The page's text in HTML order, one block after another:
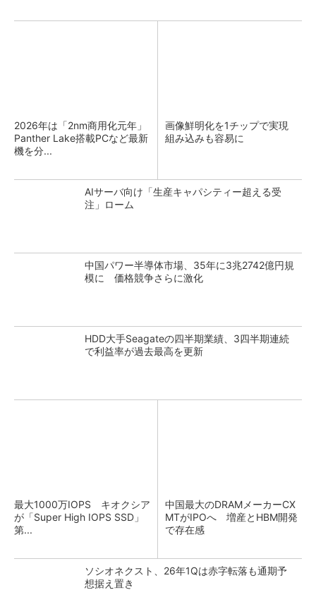
2026年は「2nm商用化元年」
Panther Lake搭載PCなど最新
機を分...
画像鮮明化を1チップで実現
組み込みも容易に
AIサーバ向け「生産キャパシティー超える受
注」ローム
中国パワー半導体市場、35年に3兆2742億円規
模に 価格競争さらに激化
HDD大手Seagateの四半期業績、3四半期連続
で利益率が過去最高を更新
最大1000万IOPS キオクシア
が「Super High IOPS SSD」
第...
中国最大のDRAMメーカーCX
MTがIPOへ 増産とHBM開発
で存在感
ソシオネクスト、26年1Qは赤字転落も通期予
想据え置き